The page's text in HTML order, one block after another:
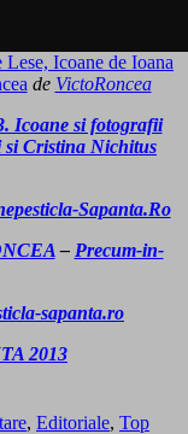
Icoane de Ioana
de VictoRoncea
Icoane si fotografii
Cristina Nichitus
Sapanta.Ro
– Precum-in-
sapanta.ro
2013
, Editoriale, Top